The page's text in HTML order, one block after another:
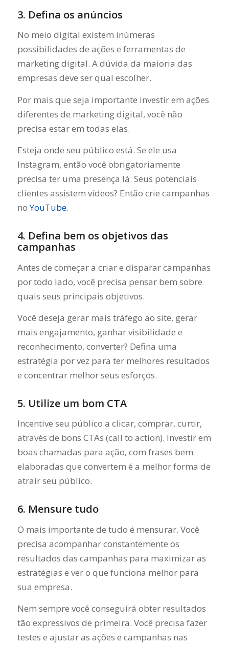
3. Defina os anúncios
No meio digital existem inúmeras
possibilidades de ações e ferramentas de
marketing digital. A dúvida da maioria das
empresas deve ser qual escolher.
Por mais que seja importante investir em ações
diferentes de marketing digital, você não
precisa estar em todas elas.
Esteja onde seu público está. Se ele usa
Instagram, então você obrigatoriamente
precisa ter uma presença lá. Seus potenciais
clientes assistem vídeos? Então crie campanhas
noYouTube.
4. Defina bem os objetivos das
campanhas
Antes de começar a criar e disparar campanhas
por todo lado, você precisa pensar bem sobre
quais seus principais objetivos.
Você deseja gerar mais tráfego ao site, gerar
mais engajamento, ganhar visibilidade e
reconhecimento, converter? Defina uma
estratégia por vez para ter melhores resultados
e concentrar melhor seus esforços.
5. Utilize um bom CTA
Incentive seu público a clicar, comprar, curtir,
através de bons CTAs (call to action). Investir em
boas chamadas para ação, com frases bem
elaboradas que convertem é a melhor forma de
atrair seu público.
6. Mensure tudo
O mais importante de tudo é mensurar. Você
precisa acompanhar constantemente os
resultados das campanhas para maximizar as
estratégias e ver o que funciona melhor para
sua empresa.
Nem sempre você conseguirá obter resultados
tão expressivos de primeira. Você precisa fazer
testes e ajustar as ações e campanhas nas